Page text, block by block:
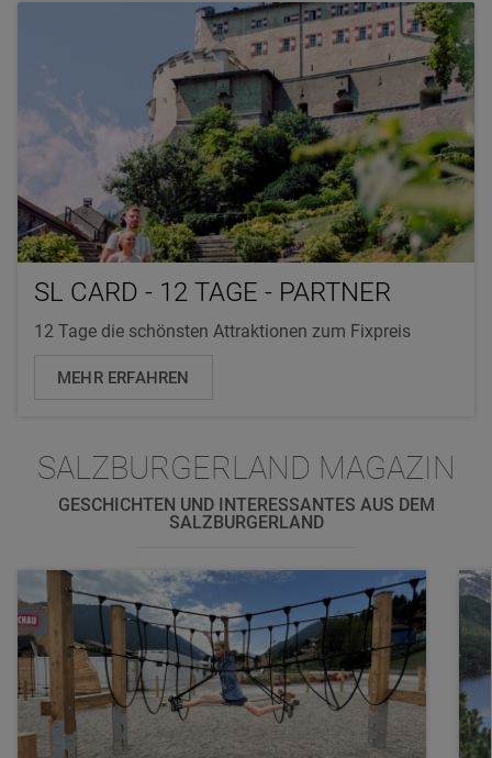
SL CARD - 12 TAGE - PARTNER
12 Tage die schönsten Attraktionen zum Fixpreis
MEHR ERFAHREN
SALZBURGERLAND MAGAZIN
GESCHICHTEN UND INTERESSANTES AUS DEM
SALZBURGERLAND